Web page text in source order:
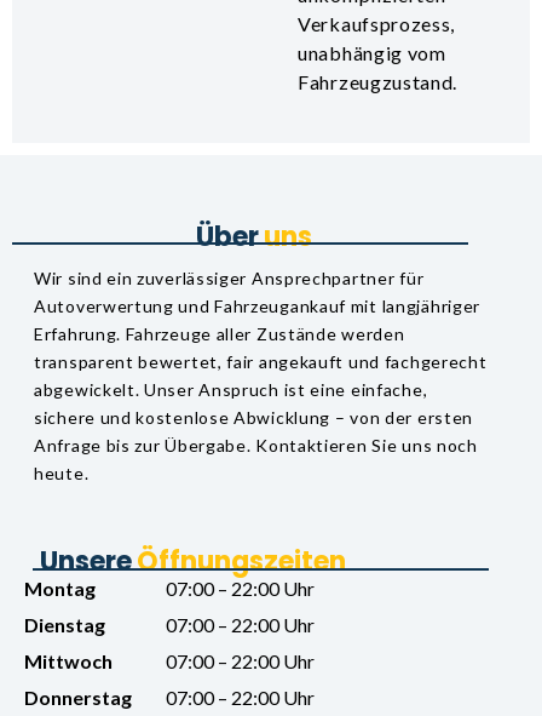
Verkaufsprozess,
unabhängig vom
Fahrzeugzustand.
Überuns
Wir sind ein zuverlässiger Ansprechpartner für
Autoverwertung und Fahrzeugankauf mit langjähriger
Erfahrung. Fahrzeuge aller Zustände werden
transparent bewertet, fair angekauft und fachgerecht
abgewickelt. Unser Anspruch ist eine einfache,
sichere und kostenlose Abwicklung – von der ersten
Anfrage bis zur Übergabe. Kontaktieren Sie uns noch
heute.
UnsereÖffnungszeiten
Montag
Dienstag
Mittwoch
Donnerstag
07:00 – 22:00 Uhr
07:00 – 22:00 Uhr
07:00 – 22:00 Uhr
07:00 – 22:00 Uhr